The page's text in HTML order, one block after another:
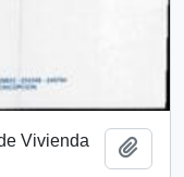
Vivienda